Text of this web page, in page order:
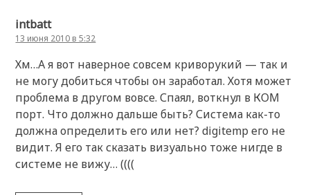
intbatt
13 июня 2010 в 5:32
Хм…А я вот наверное совсем криворукий — так и
не могу добиться чтобы он заработал. Хотя может
проблема в другом вовсе. Спаял, воткнул в КОМ
порт. Что должно дальше быть? Система как-то
должна определить его или нет? digitemp его не
видит. Я его так сказать визуально тоже нигде в
системе не вижу… ((((